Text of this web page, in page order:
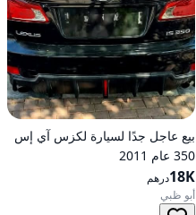
بيع عاجل جدًا لسيارة لكزس آي إس
350 عام 2011
18Kدرهم
أبو ظبي